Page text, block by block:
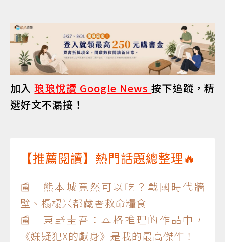
加入琅琅悅讀 Google News按下追蹤，精
選好文不漏接！
【推薦閱讀】熱門話題總整理🔥
📰 熊本城竟然可以吃？戰國時代牆
壁、榻榻米都藏著救命糧食
📰 東野圭吾：本格推理的作品中，
《嫌疑犯X的獻身》是我的最高傑作！